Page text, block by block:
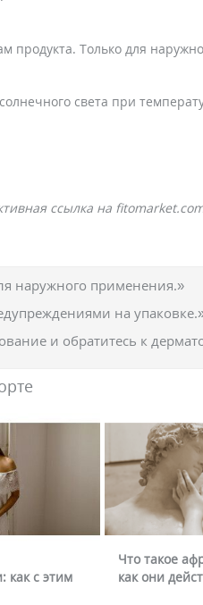
продукта. Только для
света при
ссылка на
наружного применения.»
на
и обратитесь к
как с этим
Что такое
как они